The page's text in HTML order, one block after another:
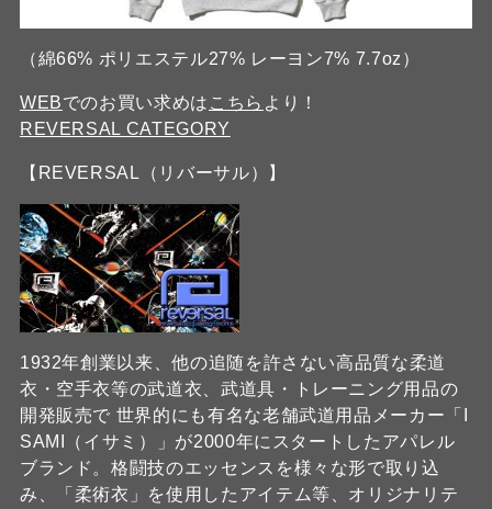
（綿66% ポリエステル27% レーヨン7% 7.7oz）
WEBでのお買い求めは こちら より！
REVERSAL CATEGORY
【REVERSAL（リバーサル）】
1932年創業以来、他の追随を許さない高品質な柔道
衣・空手衣等の武道衣、武道具・トレーニング用品の
開発販売で 世界的にも有名な老舗武道用品メーカー「I
SAMI（イサミ）」が2000年にスタートしたアパレル
ブランド。格闘技のエッセンスを様々な形で取り込
み、「柔術衣」を使用したアイテム等、オリジナリテ